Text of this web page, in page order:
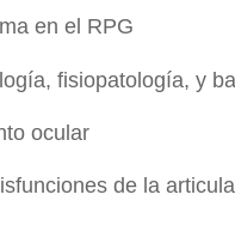
en el RPG
fisiopatología, y
ocular
de la